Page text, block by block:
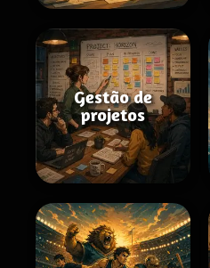
Gestão de
projetos